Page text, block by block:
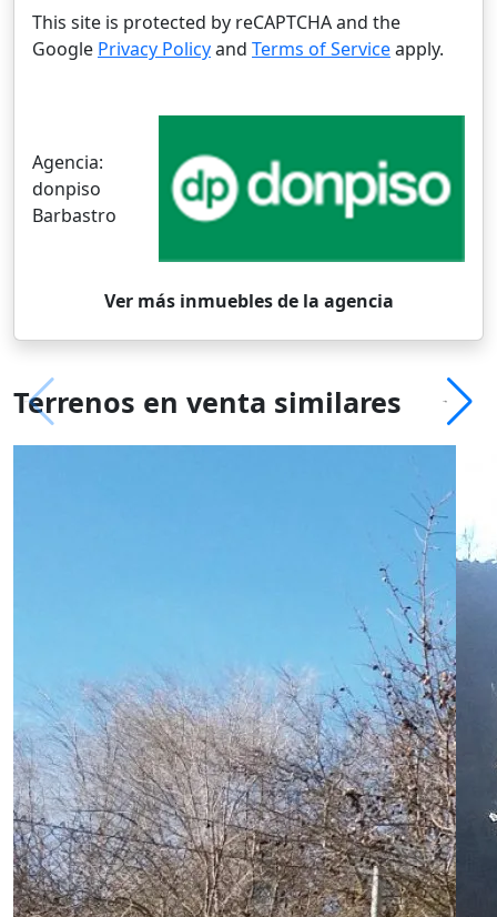
This site is protected by reCAPTCHA and the
Google Privacy Policyand Terms of Serviceapply.
Agencia:
donpiso
Barbastro
Ver más inmuebles de la agencia
Terrenos en venta similares